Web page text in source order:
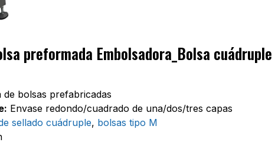
preformada Embolsadora_Bolsa cuádruple
bolsas prefabricadas
Envase redondo/cuadrado de una/dos/tres capas
sellado cuádruple, bolsas tipo M